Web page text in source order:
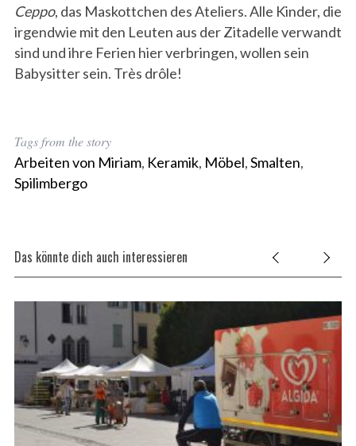
Ceppo, das Maskottchen des Ateliers. Alle Kinder, die
irgendwie mit den Leuten aus der Zitadelle verwandt
sind und ihre Ferien hier verbringen, wollen sein
Babysitter sein. Très drôle!
Tags from the story
Arbeiten von Miriam, Keramik, Möbel,Smalten,
Spilimbergo
Das könnte dich auch interessieren